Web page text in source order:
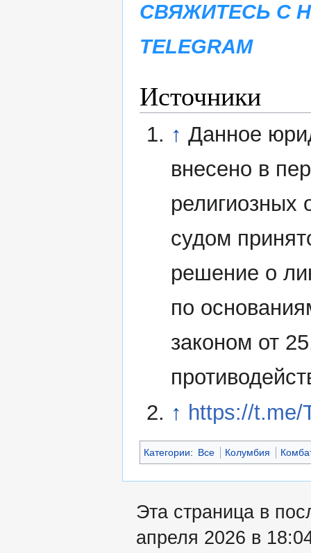
СВЯЖИТЕСЬ С
TELEGRAM
Источники
↑ Данное
внесено в
религиозных
судом
решение о
по
законом от
↑ https://t.me/
Категории: Все Колумбия
Эта страница в
апреля 2026 в